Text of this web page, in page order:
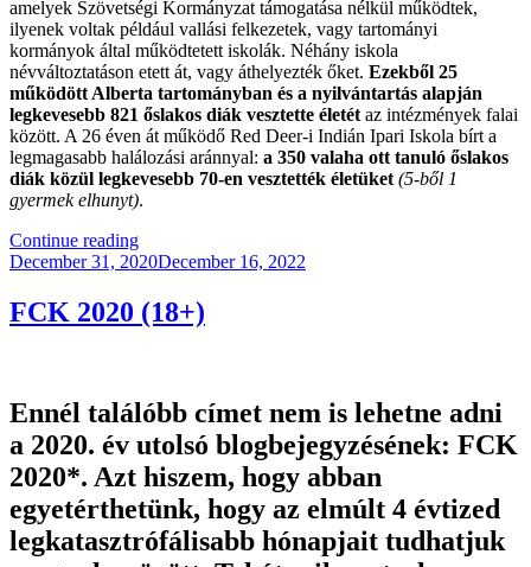
amelyek Szövetségi Kormányzat támogatása nélkül működtek,
ilyenek voltak például vallási felkezetek, vagy tartományi
kormányok által működtetett iskolák. Néhány iskola
névváltoztatáson etett át, vagy áthelyezték őket. Ezekből 25
működött Alberta tartományban és a nyilvántartás alapján
legkevesebb 821 őslakos diák vesztette életét az intézmények falai
között. A 26 éven át működő Red Deer-i Indián Ipari Iskola bírt a
legmagasabb halálozási aránnyal: a 350 valaha ott tanuló őslakos
diák közül legkevesebb 70-en vesztették életüket (5-ből 1
gyermek elhunyt).
Continue reading“Kanadai
Keresztes
1831-
1996”
Posted
December 31, 2020December 16, 2022
FCK 2020 (18+)
Ennél találóbb címet nem is lehetne adni
a 2020. év utolsó blogbejegyzésének: FCK
2020*. Azt hiszem, hogy abban
egyetérthetünk, hogy az elmúlt 4 évtized
legkatasztrófálisabb hónapjait tudhatjuk